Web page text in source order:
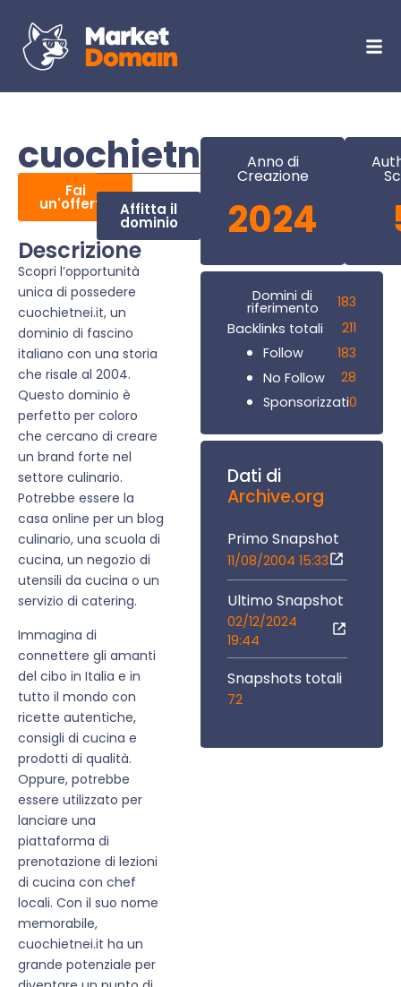
cuochietnei.it
Fai
un'offerta Affitta il
dominio
Descrizione
Scopri l’opportunità
unica di possedere
cuochietnei.it, un
dominio di fascino
italiano con una storia
che risale al 2004.
Questo dominio è
perfetto per coloro
che cercano di creare
un brand forte nel
settore culinario.
Potrebbe essere la
casa online per un blog
culinario, una scuola di
cucina, un negozio di
utensili da cucina o un
servizio di catering.
Immagina di
connettere gli amanti
del cibo in Italia e in
tutto il mondo con
ricette autentiche,
consigli di cucina e
prodotti di qualità.
Oppure, potrebbe
essere utilizzato per
lanciare una
piattaforma di
prenotazione di lezioni
di cucina con chef
locali. Con il suo nome
memorabile,
cuochietnei.it ha un
grande potenziale per
Anno di
Creazione
2024
Domini di
riferimento
183
Backlinks totali
211
Follow
183
No Follow
28
Sponsorizzati0
Dati di
Archive.org
Primo Snapshot
11/08/2004 15:33
Ultimo Snapshot
02/12/2024
19:44
Snapshots totali
72